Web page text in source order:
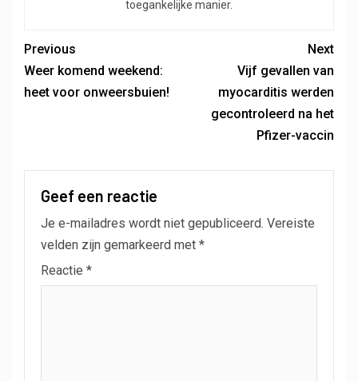
toegankelijke manier.
Previous
Weer komend weekend:
heet voor onweersbuien!
Next
Vijf gevallen van
myocarditis werden
gecontroleerd na het
Pfizer-vaccin
Geef een reactie
Je e-mailadres wordt niet gepubliceerd. Vereiste
velden zijn gemarkeerd met *
Reactie *